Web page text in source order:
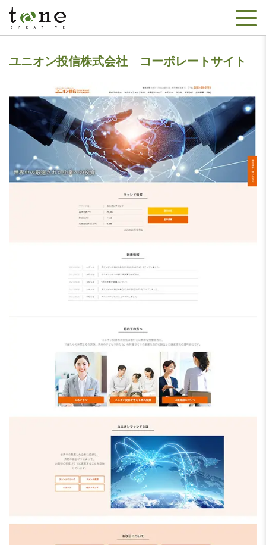
ユニオン投信株式会社 コーポレートサイト